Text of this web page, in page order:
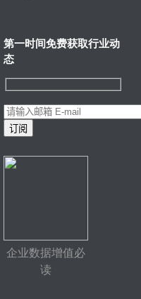
第一时间免费获取行业动
态
企业数据增值必
读